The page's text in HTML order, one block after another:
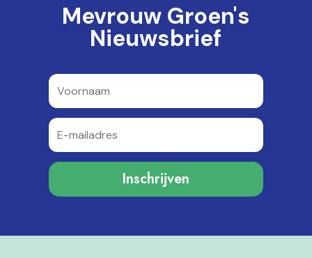
Mevrouw Groen's
Nieuwsbrief
Inschrijven